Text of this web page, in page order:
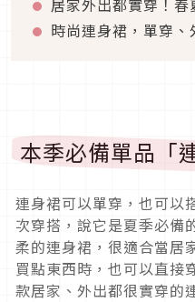
時尚連身裙，單穿、
本季必備單品「
連身裙可以單穿，也可以
次穿搭，說它是夏季必備
柔的連身裙，很適合當居
買點東西時，也可以直接
款居家、外出都很實穿的